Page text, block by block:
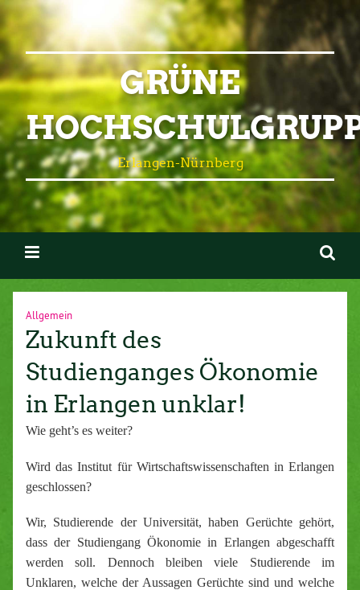
GRÜNE
Erlangen-Nürnberg
Allgemein
Zukunft des
Studienganges Ökonomie
in Erlangen unklar!
Wie geht’s es weiter?
Wird das Institut für Wirtschaftswissenschaften in Erlangen
geschlossen?
Wir, Studierende der Universität, haben Gerüchte gehört,
dass der Studiengang Ökonomie in Erlangen abgeschafft
werden soll. Dennoch bleiben viele Studierende im
Unklaren, welche der Aussagen Gerüchte sind und welche